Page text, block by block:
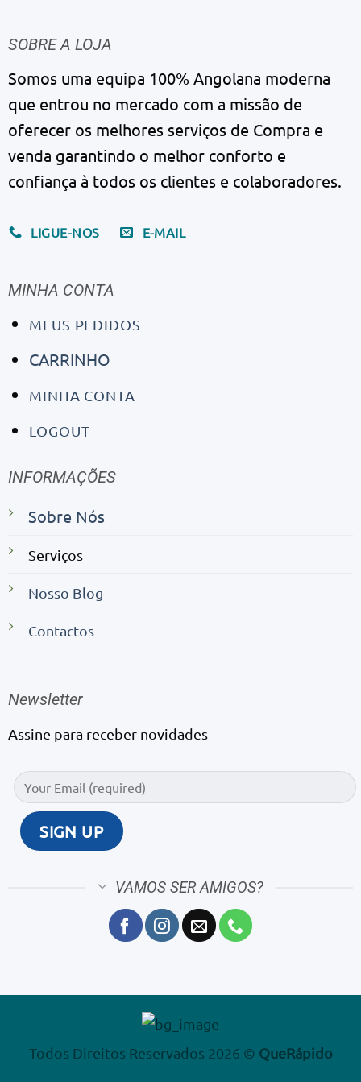
SOBRE A LOJA
Somos uma equipa 100% Angolana moderna
que entrou no mercado com a missão de
oferecer os melhores serviços de Compra e
venda garantindo o melhor conforto e
confiança à todos os clientes e colaboradores.
LIGUE-NOS E-MAIL
MINHA CONTA
MEUS PEDIDOS
CARRINHO
MINHA CONTA
LOGOUT
INFORMAÇÕES
Sobre Nós
Serviços
Nosso Blog
Contactos
Newsletter
Assine para receber novidades
VAMOS SER AMIGOS?
Todos Direitos Reservados 2026 © QueRápido